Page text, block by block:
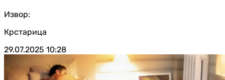
Извор:
Крстарица
29.07.2025 10:28